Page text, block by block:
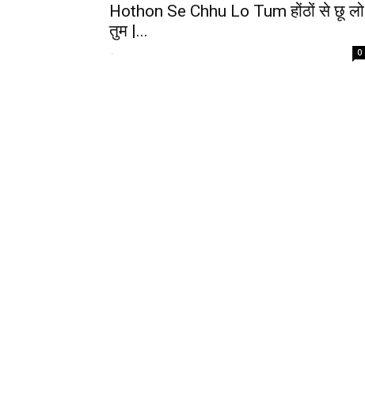
Hothon Se Chhu Lo Tum होंठों से छू लो
तुम |...
- 0